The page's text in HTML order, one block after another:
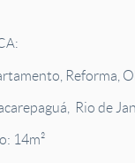
Reforma,
Rio de
14m²